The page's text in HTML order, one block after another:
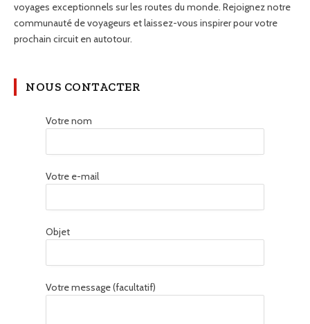
voyages exceptionnels sur les routes du monde. Rejoignez notre
communauté de voyageurs et laissez-vous inspirer pour votre
prochain circuit en autotour.
NOUS CONTACTER
Votre nom
Votre e-mail
Objet
Votre message (facultatif)